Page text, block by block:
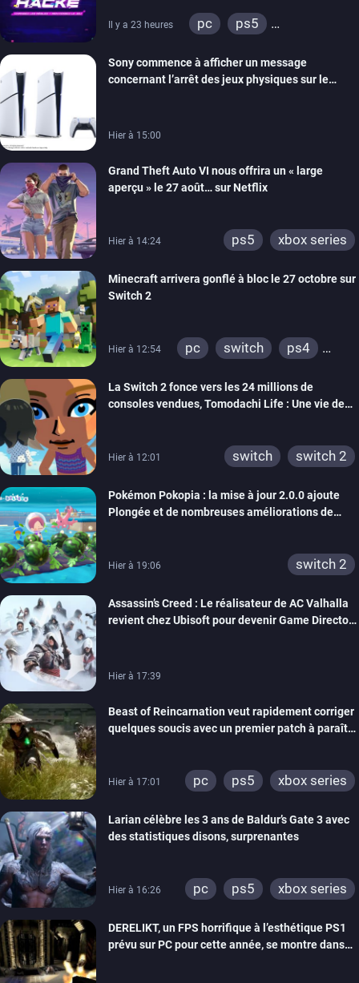
Il y a 23 heures pc
ps5
ios
android
xbox one
switch 2
Sony commence à afficher un message
concernant l’arrêt des jeux physiques sur le
Hier à 15:00
Grand Theft Auto VI nous offrira un « large
aperçu » le 27 août… sur Netflix
Hier à 14:24 ps5 xbox series
Minecraft arrivera gonflé à bloc le 27 octobre sur
Switch 2
Hier à 12:54 pc switch
ps4
wiiu
3ds
ps3
xbox 360
switch 2
La Switch 2 fonce vers les 24 millions de
consoles vendues, Tomodachi Life : Une vie de
Hier à 12:01 switch switch 2
Pokémon Pokopia : la mise à jour 2.0.0 ajoute
Plongée et de nombreuses améliorations de
Hier à 19:06 switch 2
Assassin’s Creed : Le réalisateur de AC Valhalla
revient chez Ubisoft pour devenir Game Director
Hier à 17:39
Beast of Reincarnation veut rapidement corriger
quelques soucis avec un premier patch à paraître
Hier à 17:01 pc ps5 xbox series
Larian célèbre les 3 ans de Baldur’s Gate 3 avec
des statistiques disons, surprenantes
Hier à 16:26 pc ps5 xbox series
DERELIKT, un FPS horrifique à l’esthétique PS1
prévu sur PC pour cette année, se montre dans